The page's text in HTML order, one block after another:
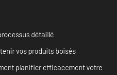
détaillé
vos produits boisés
planifier efficacement votre